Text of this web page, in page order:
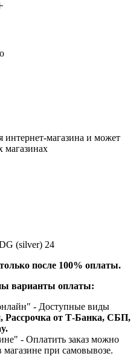
интернет-магазина и может
магазинах
(silver) 24
после 100% оплаты.
варианты оплаты:
- Доступные виды
Рассрочка от Т-Банка, СБП,
- Оплатить заказ можно
при самовывозе.